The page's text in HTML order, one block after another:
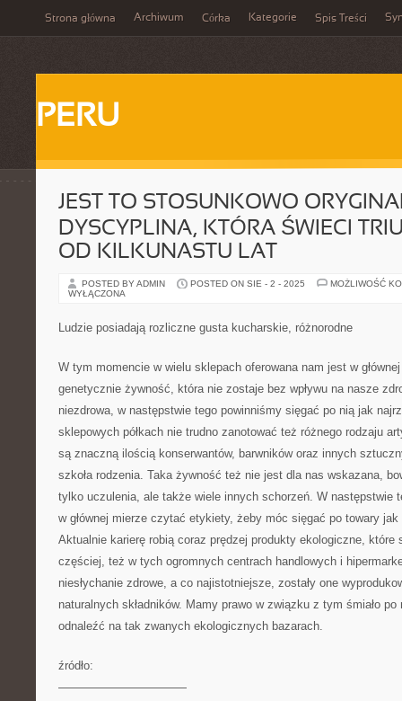
Strona główna Archiwum Córka Kategorie Spis Treści
PERU
JEST TO STOSUNKOWO
DYSCYPLINA, KTÓRA ŚWIECI
OD KILKUNASTU LAT
POSTED BY ADMIN POSTED ON SIE - 2 - 2025
MOŻLIWOŚĆ
WYŁĄCZONA
Ludzie posiadają rozliczne gusta kucharskie, różnorodne
W tym momencie w wielu sklepach oferowana nam jest w
genetycznie żywność, która nie zostaje bez wpływu na nasze
niezdrowa, w następstwie tego powinniśmy sięgać po nią jak
sklepowych półkach nie trudno zanotować też różnego rodzaju
są znaczną ilością konserwantów, barwników oraz innych
szkoła rodzenia. Taka żywność też nie jest dla nas wskazana,
tylko uczulenia, ale także wiele innych schorzeń. W następstwie
w głównej mierze czytać etykiety, żeby móc sięgać po towary jak
Aktualnie karierę robią coraz prędzej produkty ekologiczne, które
częściej, też w tych ogromnych centrach handlowych i
niesłychanie zdrowe, a co najistotniejsze, zostały one
naturalnych składników. Mamy prawo w związku z tym śmiało
odnaleźć na tak zwanych ekologicznych bazarach.
źródło:
———————————